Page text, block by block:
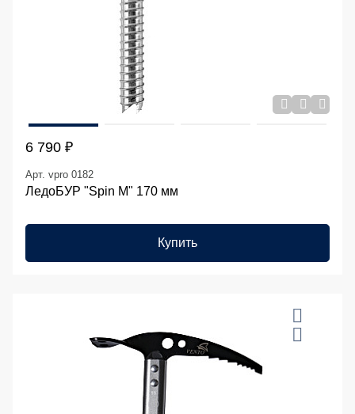
6 790 ₽
Арт. vpro 0182
ЛедоБУР "Spin M" 170 мм
Купить